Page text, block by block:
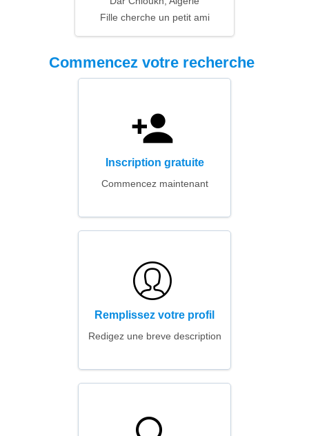
Fille cherche un petit ami
Commencez votre recherche
Inscription gratuite
Commencez maintenant
Remplissez votre profil
Redigez une breve description